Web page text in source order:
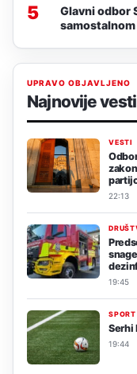
5
Glavni odbor
UPRAVO OBJAVLJENO
Najnovije vesti
VESTI
22:13
19:45
SPORT
Serhi
19:44